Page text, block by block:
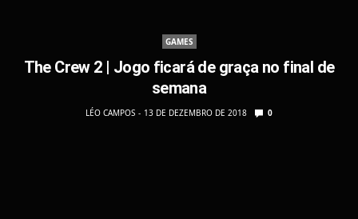
GAMES
The Crew 2 | Jogo ficará de graça no final de
semana
LÉO CAMPOS 13 DE DEZEMBRO DE 2018 0